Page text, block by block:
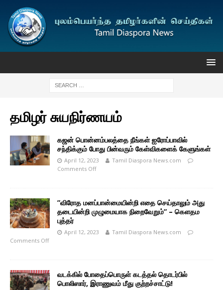
தமிழர் சுயநிர்ணயம்
கஜன் பொன்னம்பலத்தை நீங்கள் ஐரோப்பாவில்
சந்திக்கும் போது பின்வரும் கேள்விகளைக் கேளுங்கள்
April 12, 2023
Tamil Diaspora News.com
Comments Off
”விரோத மனப்பான்மையின்றி எதை செய்தாலும் அது
தடையின்றி முழுமையாக நிறைவேறும்” – கெளதம
புத்தர்
April 12, 2023
Tamil Diaspora News.com
Comments Off
வடக்கில் போதைப்பொருள் கடத்தல் தொடர்பில்
பொலிஸார், இராணுவம் மீது குற்றச்சாட்டு!